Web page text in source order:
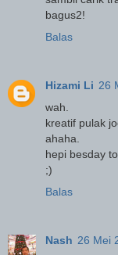
bagus2!
Balas
Hizami Li 26
wah.
kreatif pulak
ahaha.
hepi besday
;)
Balas
Nash 26 Mei